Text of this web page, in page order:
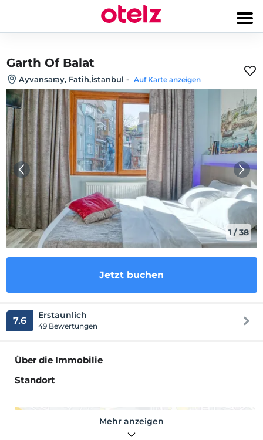
Garth Of Balat
Ayvansaray, Fatih,İstanbul - Auf Karte anzeigen
1 /38
Jetzt buchen
7.6 Erstaunlich
49 Bewertungen
Über die Immobilie
Standort
Mehr anzeigen